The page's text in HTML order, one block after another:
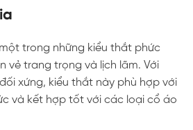
trong những kiểu thắt phức
vẻ trang trọng và lịch lãm. Với
xứng, kiểu thắt này phù hợp với
và kết hợp tốt với các loại cổ áo